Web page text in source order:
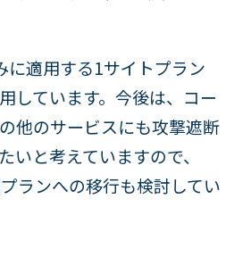
に適用する1サイトプラン
しています。今後は、コー
他のサービスにも攻撃遮断
いと考えていますので、
ランへの移行も検討してい